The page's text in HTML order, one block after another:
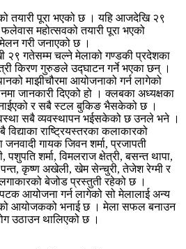
तयारी पूरा भएको छ । यहि आजदेखि २९
महोत्सवको तयारी पूरा भएको
गरी जनाएको छ ।
२९ गतेसम्म चल्ने मेलाको गण्डकी प्रदेशका
किरण गुरुङले उद्घाटन गर्ने भएका छन् ।
माझीचौरमा आयोजनाको गर्न लागेको
जानकारी दिएको हो । क्लबका अध्यक्षका
र सबै स्टल बुकिङ भैसकेको छ ।
सबै व्यवस्थापन भईसकेको छ उनले भने ।
विद्याका राष्ट्रियस्तरका कलाकारको
गायक जिवन शर्मा, प्रजापती
पशुपति शर्मा, विमलराज क्षेत्री, बसन्त थापा,
पन्त, कृष्ण अखेली, खेम सेन्चुरी, तेजेश रेग्मी र
बेजोड प्रस्तुती रहेको छ ।
आयोजना गर्न लागेको सो मेलालाई अन्य
आयोजकको भनाई छ । मेला सफल बनाउन
उठाउन थालिएको छ ।